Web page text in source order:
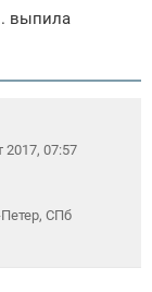
выпила
2017, 07:57
СПб